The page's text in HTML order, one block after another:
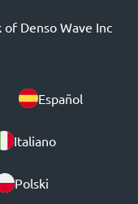
Denso Wave Inc
Español
Italiano
Polski